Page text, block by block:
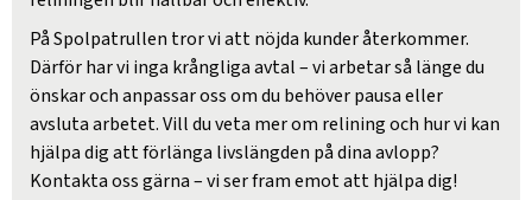
På Spolpatrullen tror vi att nöjda kunder återkommer.
Därför har vi inga krångliga avtal – vi arbetar så länge du
önskar och anpassar oss om du behöver pausa eller
avsluta arbetet. Vill du veta mer om relining och hur vi kan
hjälpa dig att förlänga livslängden på dina avlopp?
Kontakta oss gärna – vi ser fram emot att hjälpa dig!